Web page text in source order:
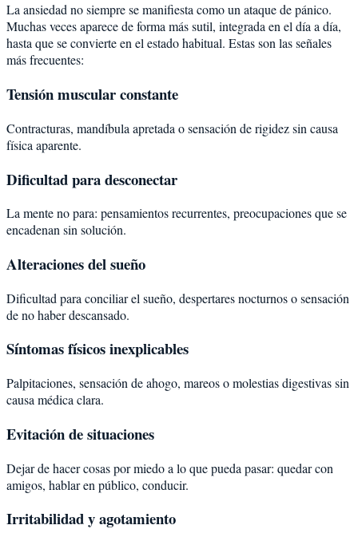
La ansiedad no siempre se manifiesta como un ataque de pánico.
Muchas veces aparece de forma más sutil, integrada en el día a día,
hasta que se convierte en el estado habitual. Estas son las señales
más frecuentes:
Tensión muscular constante
Contracturas, mandíbula apretada o sensación de rigidez sin causa
física aparente.
Dificultad para desconectar
La mente no para: pensamientos recurrentes, preocupaciones que se
encadenan sin solución.
Alteraciones del sueño
Dificultad para conciliar el sueño, despertares nocturnos o sensación
de no haber descansado.
Síntomas físicos inexplicables
Palpitaciones, sensación de ahogo, mareos o molestias digestivas sin
causa médica clara.
Evitación de situaciones
Dejar de hacer cosas por miedo a lo que pueda pasar: quedar con
amigos, hablar en público, conducir.
Irritabilidad y agotamiento